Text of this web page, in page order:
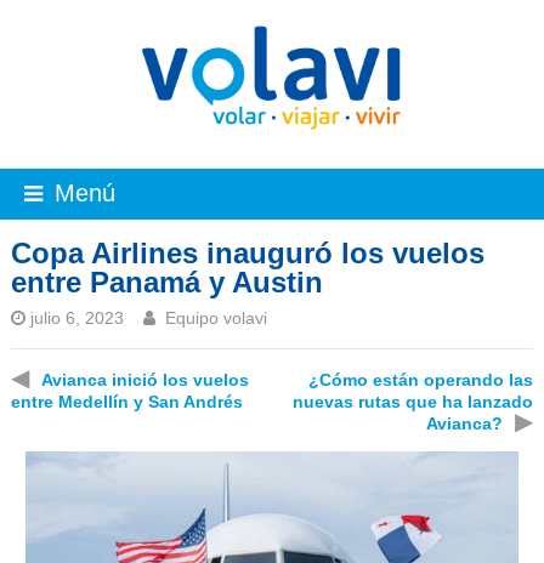
Menú
Copa Airlines inauguró los vuelos
entre Panamá y Austin
julio 6, 2023 Equipo volavi
◀
Avianca inició los vuelos
entre Medellín y San Andrés
¿Cómo están operando las
nuevas rutas que ha lanzado
Avianca?
▶